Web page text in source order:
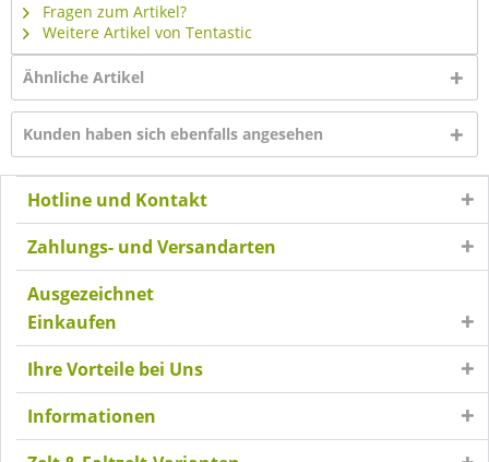
Fragen zum Artikel?
Weitere Artikel von Tentastic
Ähnliche Artikel
Kunden haben sich ebenfalls angesehen
Hotline und Kontakt
Zahlungs- und Versandarten
Ausgezeichnet
Einkaufen
Ihre Vorteile bei Uns
Informationen